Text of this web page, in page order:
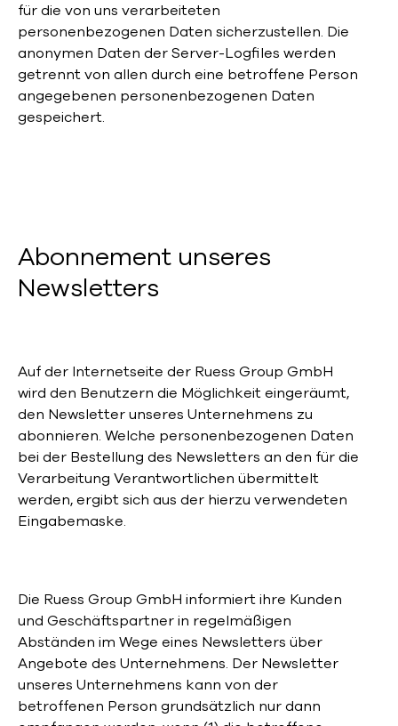
für die von uns verarbeiteten
personenbezogenen Daten sicherzustellen. Die
anonymen Daten der Server-Logfiles werden
getrennt von allen durch eine betroffene Person
angegebenen personenbezogenen Daten
gespeichert.
Abonnement unseres
Newsletters
Auf der Internetseite der Ruess Group GmbH
wird den Benutzern die Möglichkeit eingeräumt,
den Newsletter unseres Unternehmens zu
abonnieren. Welche personenbezogenen Daten
bei der Bestellung des Newsletters an den für die
Verarbeitung Verantwortlichen übermittelt
werden, ergibt sich aus der hierzu verwendeten
Eingabemaske.
Die Ruess Group GmbH informiert ihre Kunden
und Geschäftspartner in regelmäßigen
Abständen im Wege eines Newsletters über
Angebote des Unternehmens. Der Newsletter
unseres Unternehmens kann von der
betroffenen Person grundsätzlich nur dann